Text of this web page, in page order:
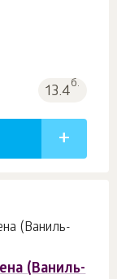
13.4б.
(Ваниль-